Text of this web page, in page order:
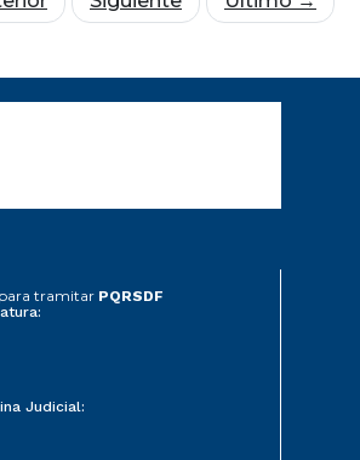
para tramitar PQRSDF
Judicial: